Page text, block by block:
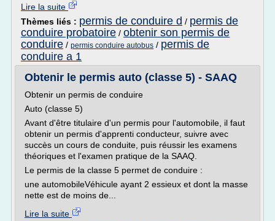
Lire la suite
Thèmes liés : permis de conduire d / permis de
conduire probatoire / obtenir son permis de
conduire / permis conduire autobus / permis de
conduire a 1
Obtenir le permis auto (classe 5) - SAAQ
Obtenir un permis de conduire
Auto (classe 5)
Avant d'être titulaire d'un permis pour l'automobile, il faut
obtenir un permis d'apprenti conducteur, suivre avec
succès un cours de conduite, puis réussir les examens
théoriques et l'examen pratique de la SAAQ.
Le permis de la classe 5 permet de conduire :
une automobileVéhicule ayant 2 essieux et dont la masse
nette est de moins de...
Lire la suite